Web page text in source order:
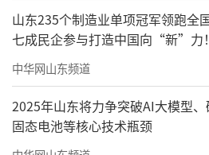
元运河畔
3.舍利宝塔景区：舍
山东235个制造业单项冠军领跑全
七成民企参与打造中国向“新”力！
中华网山东频道
2025年山东将力争突破AI大模型
固态电池等核心技术瓶颈